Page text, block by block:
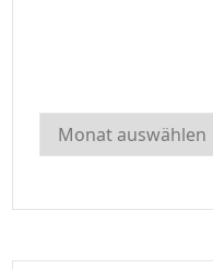
Archiv